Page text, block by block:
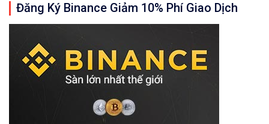
Đăng Ký Binance Giảm 10% Phí Giao Dịch